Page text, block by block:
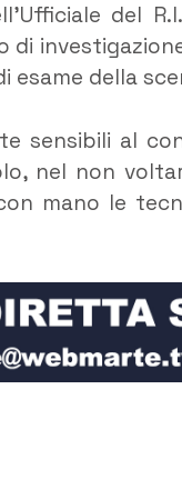
del
esame della
sensibili al
nel non
mano le